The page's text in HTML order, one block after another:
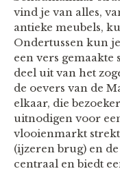
vind je van alles,
antieke meubels,
Ondertussen kun
een vers
deel uit van het
de oevers van de
elkaar, die
uitnodigen voor
vlooienmarkt strekt
(ijzeren brug) en
centraal en biedt